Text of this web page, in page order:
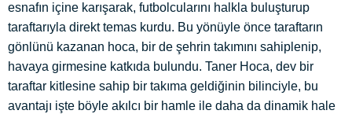
esnafın içine karışarak, futbolcularını halkla buluşturup
taraftarıyla direkt temas kurdu. Bu yönüyle önce taraftarın
gönlünü kazanan hoca, bir de şehrin takımını sahiplenip,
havaya girmesine katkıda bulundu. Taner Hoca, dev bir
taraftar kitlesine sahip bir takıma geldiğinin bilinciyle, bu
avantajı işte böyle akılcı bir hamle ile daha da dinamik hale